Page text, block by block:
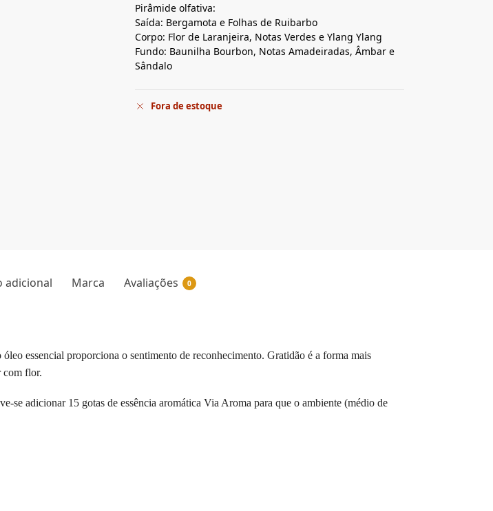
Pirâmide olfativa:
Saída: Bergamota e Folhas de Ruibarbo
Corpo: Flor de Laranjeira, Notas Verdes e Ylang Ylang
Fundo: Baunilha Bourbon, Notas Amadeiradas, Âmbar e
Sândalo
Fora de estoque
adicional Marca Avaliações 0
essencial proporciona o sentimento de reconhecimento. Gratidão é a forma mais
com flor.
adicionar 15 gotas de essência aromática Via Aroma para que o ambiente (médio de